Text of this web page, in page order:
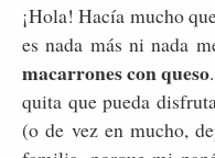
¡Hola! Hacía mucho
es nada más ni nada
macarrones con queso
quita que pueda
(o de vez en mucho,